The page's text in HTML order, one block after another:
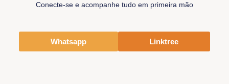
Conecte-se e acompanhe tudo em primeira mão
Whatsapp Linktree